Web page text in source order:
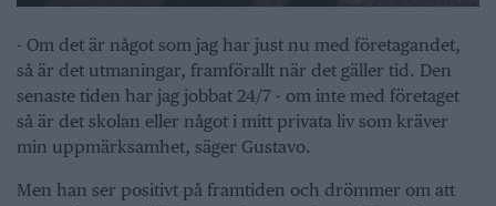
- Om det är något som jag har just nu med företagandet,
så är det utmaningar, framförallt när det gäller tid. Den
senaste tiden har jag jobbat 24/7 - om inte med företaget
så är det skolan eller något i mitt privata liv som kräver
min uppmärksamhet, säger Gustavo.
Men han ser positivt på framtiden och drömmer om att